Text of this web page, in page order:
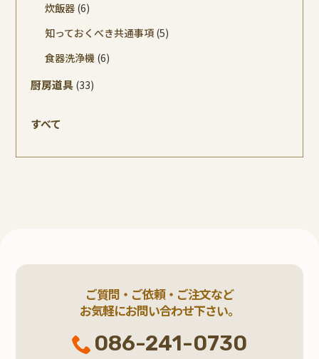
炊飯器 (6)
知っておくべき共通事項 (5)
食器洗浄機 (6)
厨房道具 (33)
すべて
ご質問・ご依頼・ご注文など
お気軽にお問い合わせ下さい。
086-241-0730